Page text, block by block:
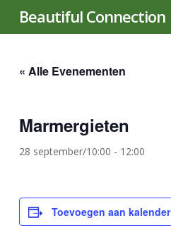
Beautiful Connection
« Alle Evenementen
Marmergieten
28 september/10:00 - 12:00
Toevoegen aan kalender